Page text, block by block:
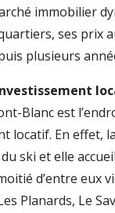
immobilier
ses prix
plusieurs
Blanc est
locatif. En effet,
du ski et elle
d’entre eux
Planards, Le